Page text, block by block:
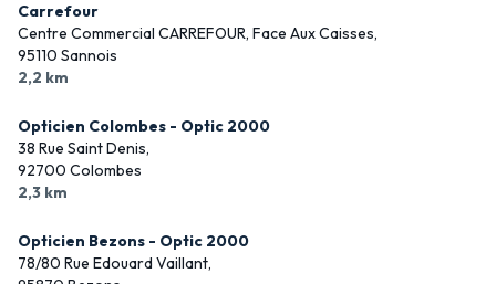
Carrefour
Centre Commercial CARREFOUR, Face Aux Caisses,
95110 Sannois
2,2 km
Opticien Colombes - Optic 2000
38 Rue Saint Denis,
92700 Colombes
2,3 km
Opticien Bezons - Optic 2000
78/80 Rue Edouard Vaillant,